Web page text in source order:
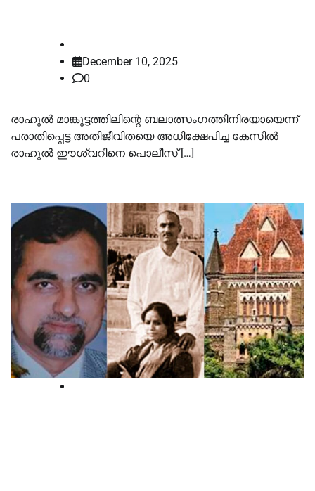
December 10, 2025
0
രാഹുല്‍ മാങ്കൂട്ടത്തിലിന്റെ ബലാത്സംഗത്തിനിരയായെന്ന്
പരാതിപ്പെട്ട അതിജീവിതയെ അധിക്ഷേപിച്ച കേസില്‍
രാഹുല്‍ ഈശ്വറിനെ പൊലീസ് […]